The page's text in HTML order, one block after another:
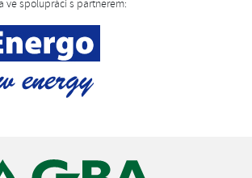
ve spolupráci s partnerem: